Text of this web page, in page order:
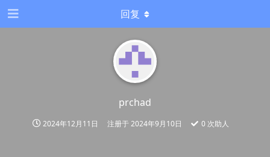
prchad
2024年12月11日 注册于2024年9月10日 0次助人
回复